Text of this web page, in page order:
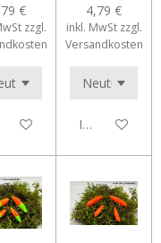
€
zzgl.
Warenkorb
4,79 €
inkl. MwSt zzgl.
Versandkosten
In den